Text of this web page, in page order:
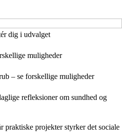
dig i udvalget
muligheder
– se forskellige muligheder
refleksioner om sundhed og
praktiske projekter styrker det sociale